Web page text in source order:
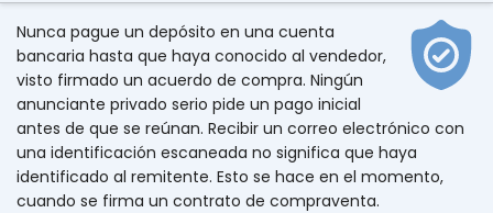
Nunca pague un depósito en una cuenta
bancaria hasta que haya conocido al vendedor,
visto firmado un acuerdo de compra. Ningún
anunciante privado serio pide un pago inicial
antes de que se reúnan. Recibir un correo electrónico con
una identificación escaneada no significa que haya
identificado al remitente. Esto se hace en el momento,
cuando se firma un contrato de compraventa.